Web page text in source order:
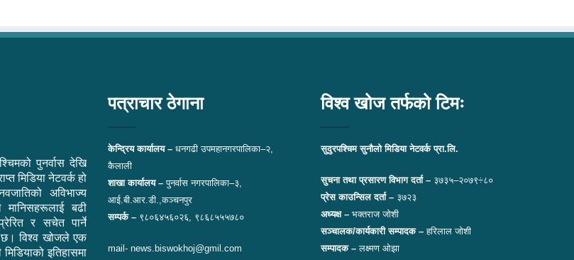
पुनर्वास देखि
मिडिया नेटवर्क हो
अविभाज्य
बढी
र सचेत पार्ने
छ। विश्व खोजले एक
मिडियाको इतिहासमा
पत्राचार ठेगाना
केन्द्रिय कार्यालय – धनगढी उपमहानगरपालिका–२,
कैलाली
शाखा कार्यालय –पुनर्वास नगरपालिका–३,
आई.बी.आर.डी.,कञ्चनपुर
सम्पर्क – ९८०६४५६०२६, ९८६८५५५७८०
mail- news.biswokhoj@gmil.com
विश्व खोज तर्फको टिमः
सुदुरपश्चिम सुनौलो मिडिया नेटवर्क प्रा.लि.
सुचना तथा प्रसारण विभाग दर्ता – ३७३५–२०७९÷८०
प्रेस काउन्सिल दर्ता – ३७२३
अध्यक्ष – भक्तराज जोशी
सञ्चालक/कार्यकारी सम्पादक – हरिलाल जोशी
सम्पादक – लक्ष्मण ओझा